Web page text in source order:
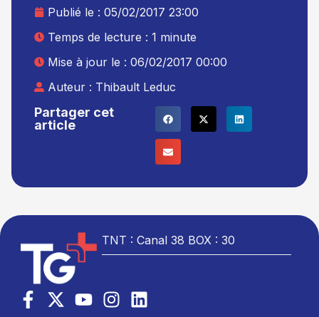
Partager cet
article
Publié le : 05/02/2017 23:00
Temps de lecture : 1 minute
Mise à jour le : 06/02/2017 00:00
Auteur : Thibault Leduc
TNT : Canal 38 BOX : 30